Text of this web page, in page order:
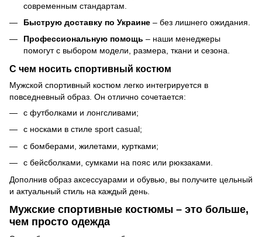
современным стандартам.
Быструю доставку по Украине – без лишнего ожидания.
Профессиональную помощь – наши менеджеры
помогут с выбором модели, размера, ткани и сезона.
С чем носить спортивный костюм
Мужской спортивный костюм легко интегрируется в
повседневный образ. Он отлично сочетается:
с футболками и лонгсливами;
с носками в стиле sport casual;
с бомберами, жилетами, куртками;
с бейсболками, сумками на пояс или рюкзаками.
Дополнив образ аксессуарами и обувью, вы получите цельный
и актуальный стиль на каждый день.
Мужские спортивные костюмы – это больше,
чем просто одежда